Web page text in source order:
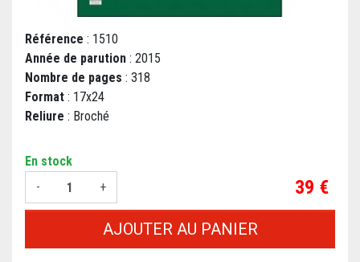
Référence : 1510
Année de parution : 2015
Nombre de pages : 318
Format : 17x24
Reliure : Broché
En stock
-
+ Prix
39 €
AJOUTER AU PANIER